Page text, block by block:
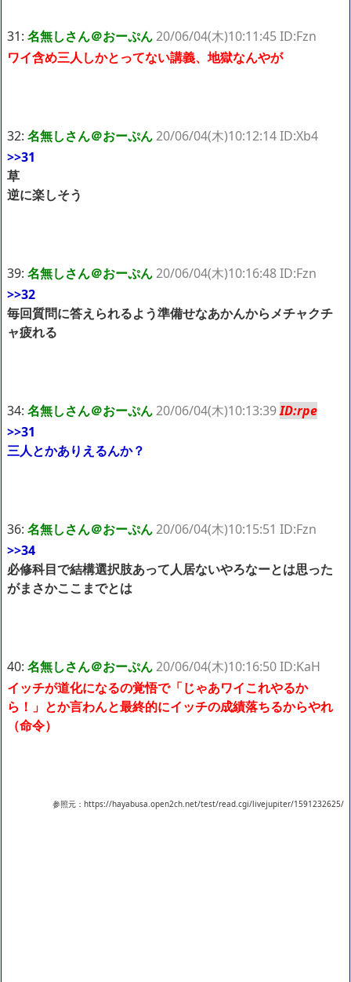
31: 名無しさん＠おーぷん20/06/04(木)10:11:45 ID:Fzn
ワイ含め三人しかとってない講義、地獄なんやが
32: 名無しさん＠おーぷん20/06/04(木)10:12:14 ID:Xb4
>>31
草
逆に楽しそう
39: 名無しさん＠おーぷん20/06/04(木)10:16:48 ID:Fzn
>>32
毎回質問に答えられるよう準備せなあかんからメチャクチ
ャ疲れる
34: 名無しさん＠おーぷん20/06/04(木)10:13:39ID:rpe
>>31
三人とかありえるんか？
36: 名無しさん＠おーぷん20/06/04(木)10:15:51 ID:Fzn
>>34
必修科目で結構選択肢あって人居ないやろなーとは思った
がまさかここまでとは
40: 名無しさん＠おーぷん20/06/04(木)10:16:50 ID:KaH
イッチが道化になるの覚悟で「じゃあワイこれやるか
ら！」とか言わんと最終的にイッチの成績落ちるからやれ
（命令）
参照元：https://hayabusa.open2ch.net/test/read.cgi/livejupiter/1591232625/